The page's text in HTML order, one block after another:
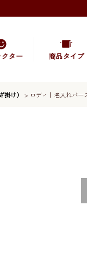
ター 商品タイプ
け） > ロディ｜名入れバ